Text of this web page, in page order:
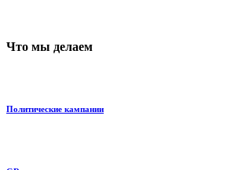
Что мы делаем
Политические кампании